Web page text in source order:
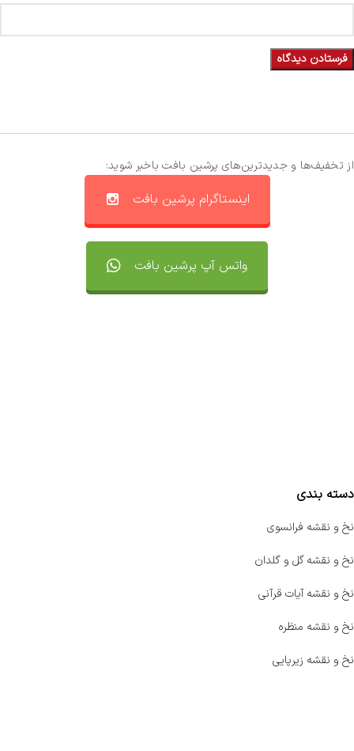
از تخفیف‌ها و جدیدترین‌های پرشین بافت باخبر شوید:
اینستاگرام پرشین بافت
واتس آپ پرشین بافت
دسته بندی
نخ و نقشه فرانسوی
نخ و نقشه گل و گلدان
نخ و نقشه آیات قرآنی
نخ و نقشه منظره
نخ و نقشه زیرپایی